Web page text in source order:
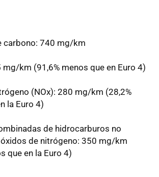
carbono: 740 mg/km
mg/km (91,6% menos que en Euro 4)
(NOx): 280 mg/km (28,2%
la Euro 4)
de hidrocarburos no
de nitrógeno: 350 mg/km
que en la Euro 4)